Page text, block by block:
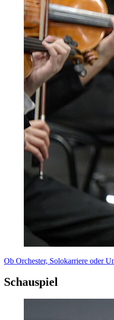
Ob Orchester, Solokarriere oder
Schauspiel